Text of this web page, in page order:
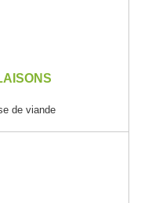
de viande